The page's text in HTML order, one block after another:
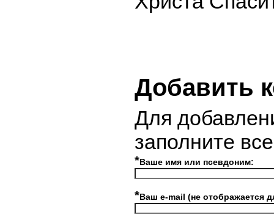
Добавить
Для
заполните
*Ваше имя или псевдоним:
*Ваш e-mail (не отображается